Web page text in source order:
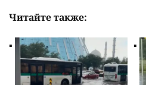
Читайте также: